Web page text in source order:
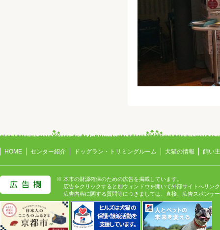
HOME センター紹介 ドッグラン・トリミングルーム 犬猫の情報 飼い
※ 本市の財源確保のための広告を掲載しています。
広告をクリックすると別ウィンドウを開いて外部サイトへリン
広告内容に関する質問等につきましては、直接、広告スポンサ